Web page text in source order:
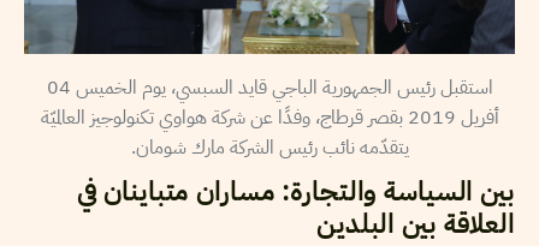
استقبل رئيس الجمهورية الباجي قايد السبسي، يوم الخميس 04
أفريل 2019 بقصر قرطاج، وفدًا عن شركة هواوي تكنولوجيز العالميّة
يتقدّمه نائب رئيس الشركة مارك شومان.
بين السياسة والتجارة: مساران متباينان في
العلاقة بين البلدين